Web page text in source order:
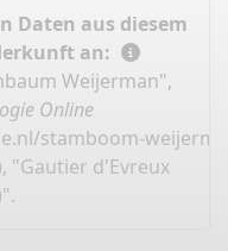
Daten aus diesem
an:
Weijerman",
Online
stamboom-
"Gautier d'Evreux